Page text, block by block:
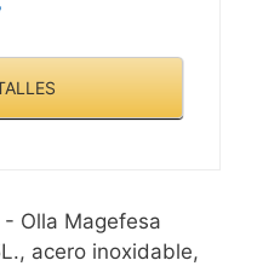
Olla Magefesa
acero inoxidable,